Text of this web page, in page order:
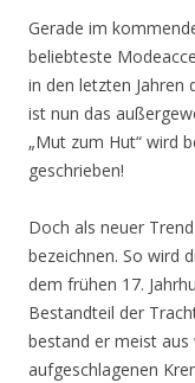
Gerade im
beliebteste
in den letzten Jahren
ist nun das
„Mut zum Hut“ wird
geschrieben!
Doch als neuer
bezeichnen. So wird
dem frühen 17.
Bestandteil der
bestand er meist aus
aufgeschlagenen